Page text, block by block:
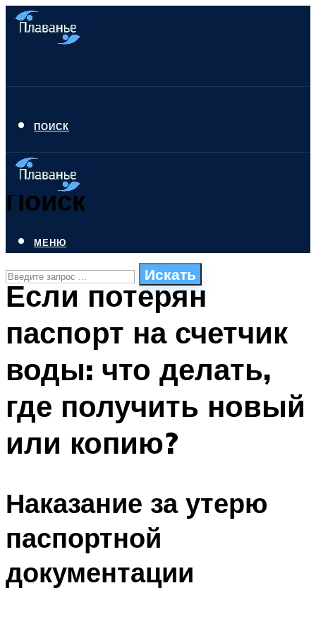
ПОИСК
Поиск
Искать
ПЛАВАНЬЕ ДЛЯ ДЕТЕЙ
БАССЕЙН ДЛЯ ДОМА
МЕНЮ
МЕНЮ
Если потерян
паспорт на счетчик
воды: что делать,
где получить новый
или копию?
Наказание за утерю
паспортной
документации